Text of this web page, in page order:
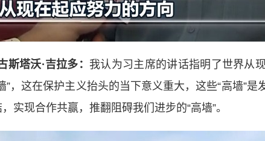
塔沃·吉拉多： 我认为习主席的讲话指明了世界从
”，这在保护主义抬头的当下意义重大，这些“高墙”
实现合作共赢，推翻阻碍我们进步的“高墙”。